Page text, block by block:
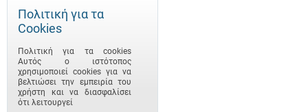
Πολιτική για τα
Cookies
Πολιτική για τα cookies
Αυτός ο ιστότοπος
χρησιμοποιεί cookies για να
βελτιώσει την εμπειρία του
χρήστη και να διασφαλίσει
ότι λειτουργεί